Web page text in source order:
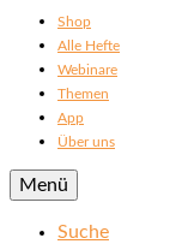
Shop
Alle Hefte
Webinare
Themen
App
Über uns
Menü
Suche